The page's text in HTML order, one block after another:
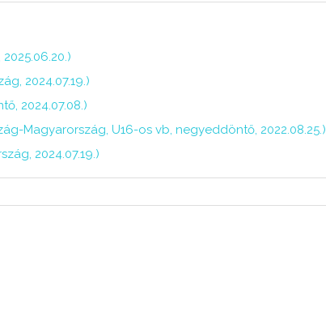
2024.07.19.)
2024.07.08.)
Magyarország, U16-os vb, negyeddöntő, 2022.08.25.)
2024.07.19.)